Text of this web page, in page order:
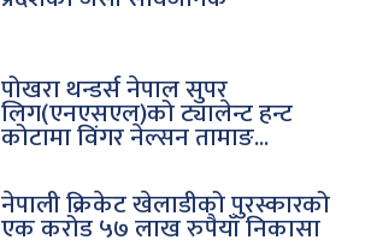
पोखरा थन्डर्स नेपाल सुपर
लिग(एनएसएल)को ट्यालेन्ट हन्ट
कोटामा विंगर नेल्सन तामाङ...
नेपाली क्रिकेट खेलाडीको पुरस्कारको
एक करोड ५७ लाख रुपैयाँ निकासा